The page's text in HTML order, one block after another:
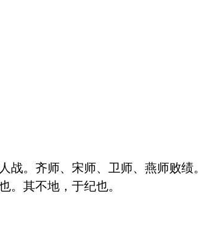
。齐师、宋师、卫师、燕师败绩。
。其不地，于纪也。